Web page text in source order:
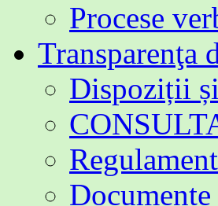
Procese
Transparenţa
Dispoziții